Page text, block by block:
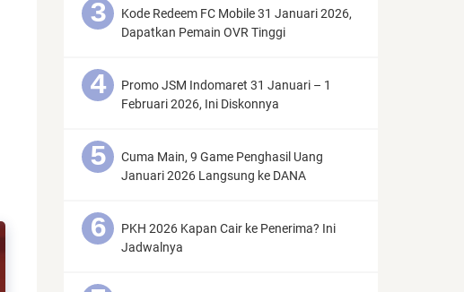
Kode Redeem FC Mobile 31 Januari 2026,
Dapatkan Pemain OVR Tinggi
Promo JSM Indomaret 31 Januari – 1
Februari 2026, Ini Diskonnya
Cuma Main, 9 Game Penghasil Uang
Januari 2026 Langsung ke DANA
PKH 2026 Kapan Cair ke Penerima? Ini
Jadwalnya